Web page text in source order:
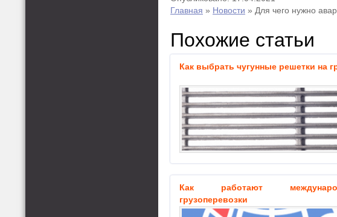
Главная » Новости » Для чего нужно
Похожие статьи
Как выбрать чугунные решетки на
Как работают
грузоперевозки